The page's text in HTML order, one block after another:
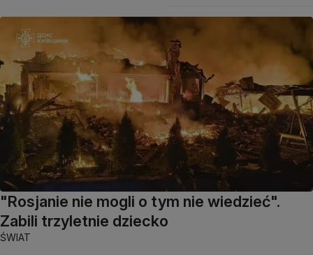
"Rosjanie nie mogli o tym nie wiedzieć".
Zabili trzyletnie dziecko
ŚWIAT